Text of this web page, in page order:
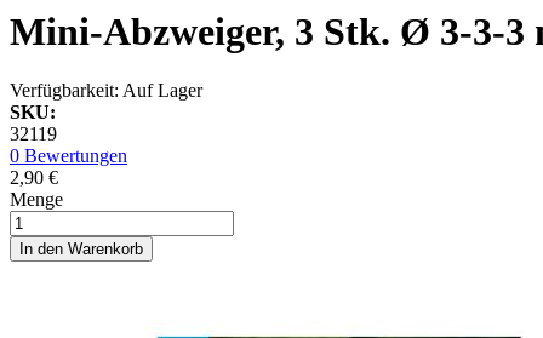
Mini-Abzweiger, 3 Stk. Ø 3-3-3
Verfügbarkeit: Auf Lager
SKU:
32119
0 Bewertungen
2,90 €
Menge
In den Warenkorb